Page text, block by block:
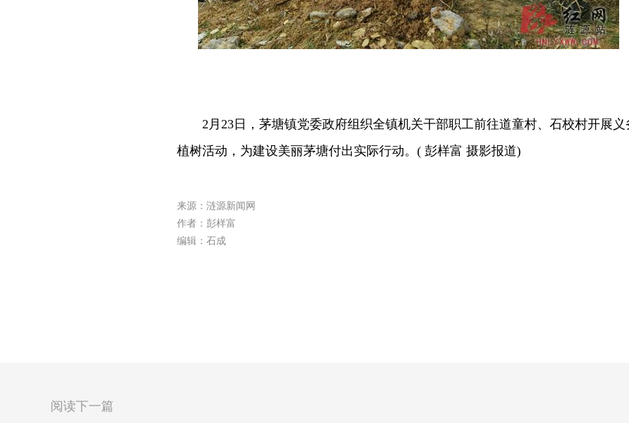
2月23日，茅塘镇党委政府组织全镇机关干部职工前往道童村、石校村开展义
植树活动，为建设美丽茅塘付出实际行动。( 彭样富 摄影报道)
来源：涟源新闻网
作者：彭样富
编辑：石成
阅读下一篇